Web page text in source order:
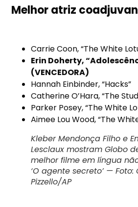
Melhor atriz
Carrie Coon, “The White
Erin Doherty,
(VENCEDORA)
Hannah Einbinder, “Hacks”
Catherine O’Hara, “The
Parker Posey, “The White
Aimee Lou Wood, “The
Kleber Mendonça Filho e
Lesclaux mostram Globo
melhor filme em língua
‘O agente secreto’ — Foto:
Pizzello/AP